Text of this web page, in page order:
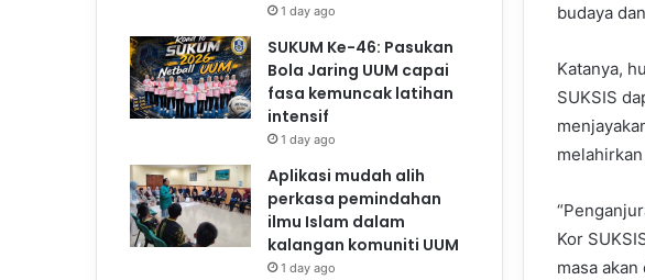
budaya
Katanya,
SUKSIS
Kor
masa
1 day ago
SUKUM Ke-46: Pasukan
Bola Jaring UUM capai
fasa kemuncak latihan
intensif
1 day ago
Aplikasi mudah alih
perkasa pemindahan
ilmu Islam dalam
kalangan komuniti UUM
1 day ago